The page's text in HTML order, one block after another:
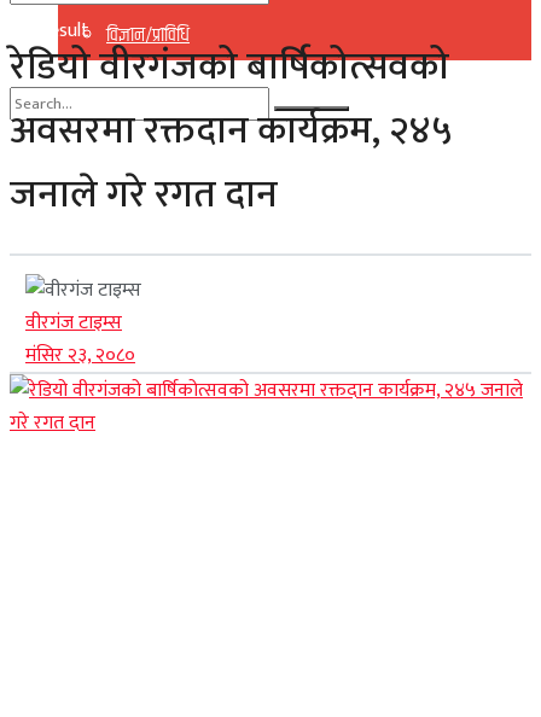
विज्ञान/प्राविधि
No Result
View All Result
No Result
View All Result
रेडियो वीरगंजको बार्षिकोत्सवको
अवसरमा रक्तदान कार्यक्रम, २४५
जनाले गरे रगत दान
वीरगंज टाइम्स
मंसिर २३, २०८०